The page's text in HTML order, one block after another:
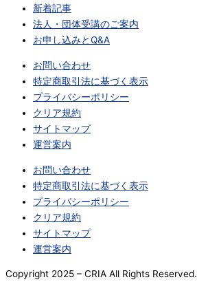
新着記事
法人・団体受講のご案内
お申し込みとQ&A
お問い合わせ
特定商取引法に基づく表示
プライバシーポリシー
クリア規約
サイトマップ
運営案内
お問い合わせ
特定商取引法に基づく表示
プライバシーポリシー
クリア規約
サイトマップ
運営案内
Copyright 2025 – CRIA All Rights Reserved.